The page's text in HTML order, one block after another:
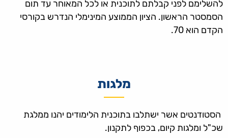
להשלימם לפני קבלתם לתוכנית או לכל המאוחר עד תום
הסמסטר הראשון. הציון הממוצע המינימלי הנדרש בקורסי
הקדם הוא 70.
מלגות
הסטודנטים אשר ישתלבו בתוכנית הלימודים יהנו ממלגת
שכ"ל ומלגות קיום, בכפוף לתקנון.